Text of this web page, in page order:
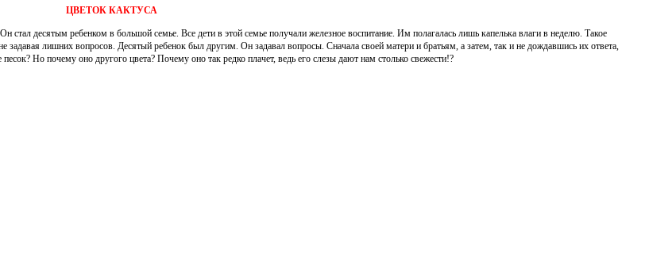
ЦВЕТОК КАКТУСА
десятым ребенком в большой семье. Все дети в этой семье получали железное воспитание. Им полагалась лишь капелька влаги в неделю. Такое
лишних вопросов. Десятый ребенок был другим. Он задавал вопросы. Сначала своей матери и братьям, а затем, так и не дождавшись их ответа,
Но почему оно другого цвета? Почему оно так редко плачет, ведь его слезы дают нам столько свежести!?